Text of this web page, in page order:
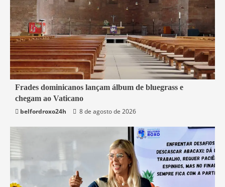
4 min read
Mundo
Frades dominicanos lançam álbum de bluegrass e
chegam ao Vaticano
belfordroxo24h
8 de agosto de 2026